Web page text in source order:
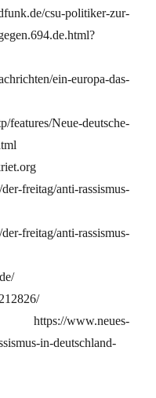
csu-politiker-zur-
ein-europa-das-
Neue-deutsche-
freitag/anti-rassismus-
freitag/anti-rassismus-
in-deutschland-